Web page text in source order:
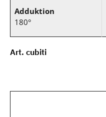
Adduktion
180°
Art. cubiti